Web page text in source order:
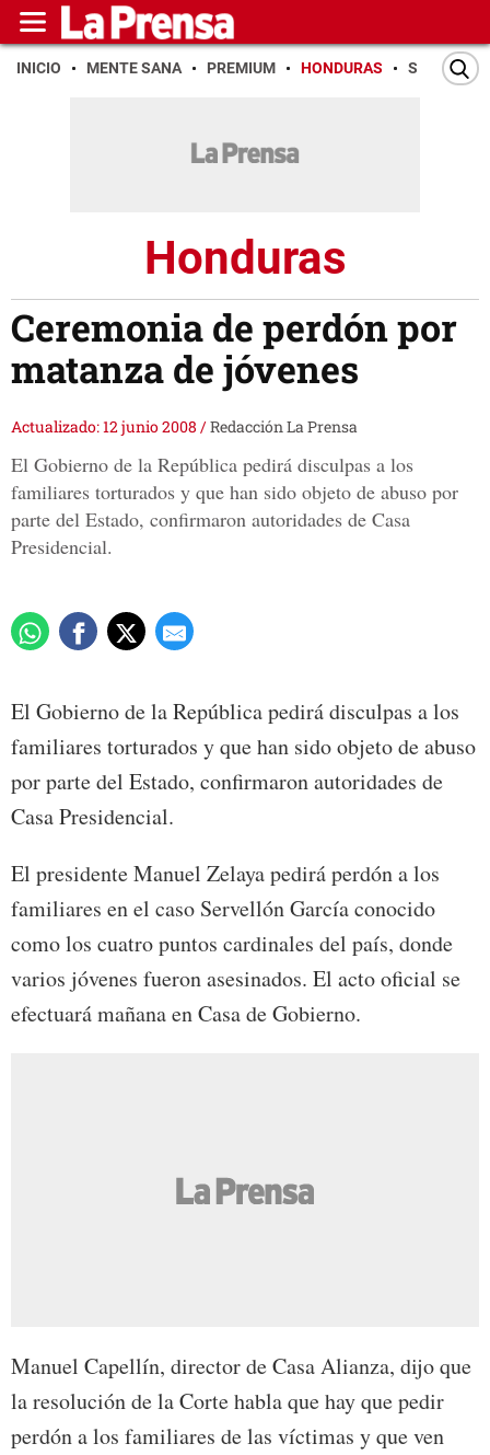
INICIO MENTE SANA PREMIUM HONDURAS SAN PEDRO
Honduras
Ceremonia de perdón por
matanza de jóvenes
Actualizado: 12 junio 2008 /Redacción La Prensa
El Gobierno de la República pedirá disculpas a los
familiares torturados y que han sido objeto de abuso por
parte del Estado, confirmaron autoridades de Casa
Presidencial.
El Gobierno de la República pedirá disculpas a los
familiares torturados y que han sido objeto de abuso
por parte del Estado, confirmaron autoridades de
Casa Presidencial.
El presidente Manuel Zelaya pedirá perdón a los
familiares en el caso Servellón García conocido
como los cuatro puntos cardinales del país, donde
varios jóvenes fueron asesinados. El acto oficial se
efectuará mañana en Casa de Gobierno.
Manuel Capellín, director de Casa Alianza, dijo que
la resolución de la Corte habla que hay que pedir
perdón a los familiares de las víctimas y que ven